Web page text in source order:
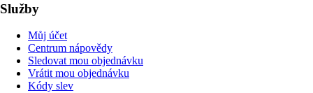
Služby
Můj účet
Centrum nápovědy
Sledovat mou objednávku
Vrátit mou objednávku
Kódy slev